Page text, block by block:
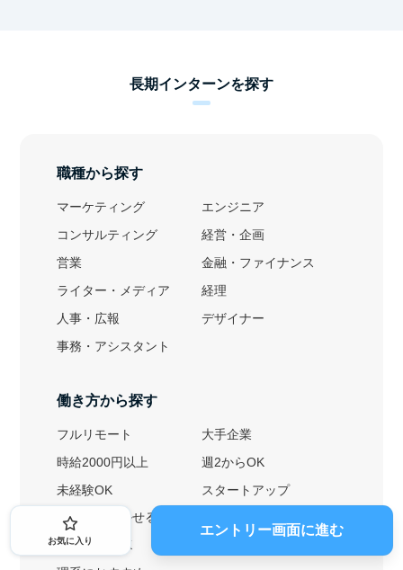
お気に入り
エントリー画面に進む
長期インターンを探す
職種から探す
マーケティング エンジニア
コンサルティング 経営・企画
営業 金融・ファイナンス
ライター・メディア 経理
人事・広報 デザイナー
事務・アシスタント
働き方から探す
フルリモート 大手企業
時給2000円以上 週2からOK
未経験OK スタートアップ
英語力を活かせる
1ヶ月からOK